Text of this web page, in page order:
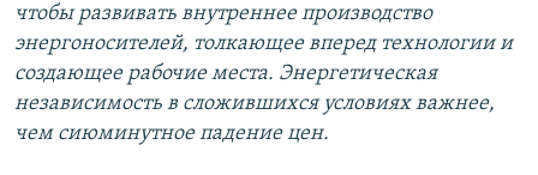
чтобы развивать внутреннее производство
энергоносителей, толкающее вперед технологии и
создающее рабочие места. Энергетическая
независимость в сложившихся условиях важнее,
чем сиюминутное падение цен.